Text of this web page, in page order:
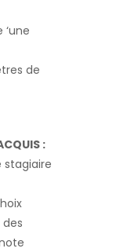
de
:
stagiaire